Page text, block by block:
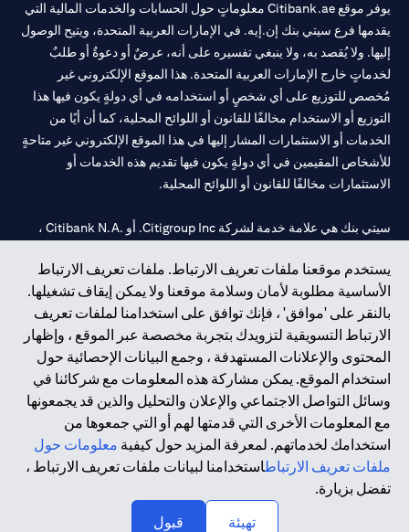
يستخدم موقعنا ملفات تعريف الارتباط. ملفات تعريف الارتباط
الأساسية مطلوبة لأمان وسلامة موقعنا ولا يمكن إيقاف تشغيلها.
بالنقر على 'موافق' ، فإنك توافق على استخدامنا لملفات تعريف
الارتباط التسويقية لتزويدك بتجربة مخصصة عبر الموقع ، وإظهار
المحتوى والإعلانات المستهدفة ، وجمع البيانات الإحصائية حول
استخدام الموقع. يمكن مشاركة هذه المعلومات مع شركائنا في
وسائل التواصل الاجتماعي والإعلان والتحليل والذين قد يجمعونها
مع المعلومات الأخرى التي قدمتها لهم أو التي جمعوها من
استخدامك لخدماتهم. لمعرفة المزيد حول كيفية معلومات حول
ملفات تعريف الارتباطاستخدامنا لبيانات ملفات تعريف الارتباط ،
تفضل بزيارة.
تهيئة
قبول
يوفر موقع Citibank.ae معلوماتٍ حول الحسابات والخدمات المالية التي
يقدمها فرع سيتي بنك إن.إيه. في الإمارات العربية المتحدة، ويتيح الوصول
إليها. ولا يُقصد به، ولا ينبغي تفسيره على أنه، عرضٌ أو دعوةٌ أو طلبٌ
لخدماتٍ خارج الإمارات العربية المتحدة. هذا الموقع الإلكتروني غير
مُخصص للتوزيع على أي شخصٍ أو استخدامه في أي دولةٍ يكون فيها هذا
التوزيع أو الاستخدام مخالفًا للقانون أو اللوائح المحلية، كما أن أيًا من
الخدمات أو الاستثمارات المشار إليها في هذا الموقع الإلكتروني غير متاحةٍ
للأشخاص المقيمين في أي دولةٍ يكون فيها تقديم هذه الخدمات أو
الاستثمارات مخالفًا للقانون أو اللوائح المحلية.
سيتي بنك هي علامة خدمة لشركة Citigroup Inc. أو .Citibank N.A ،
سيتي بنك إن. إيه. الإمارات مسجل لدى مصرف الإمارات المركزي تحت
أرقام التراخيص 202563 لفرع الوصل في دبي، 531989 لفرع مول
الإمارات في دبي، وCN-1002019لفرع أبوظبي. هاتف: 4000 311 04.
فرع سيتي بنك إن إيه - الإمارات العربية المتحدة مرخص من مصرف
الإمارات العربية المتحدة المركزي كفرع لبنك أجنبي.
سيتي بنك إن إيه الإمارات العربية المتحدة مرخص من هيئة الأوراق المالية
والسلع في الإمارات العربية المتحدة ("SCA") للقيام بالنشاط المالي لـ أ)
الاستشارات المالية والتعريف والترويج بموجب ترخيص رقم
20200000097 ب) وسيط تداول في الأسواق الدولية بموجب ترخيص